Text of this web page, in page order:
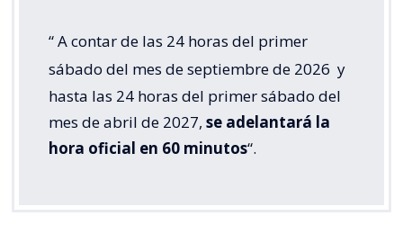
“A contar de las 24 horas del primer
sábado del mes de septiembre de 2026 y
hasta las 24 horas del primer sábado del
mes de abril de 2027, se adelantará la
hora oficial en 60 minutos“.